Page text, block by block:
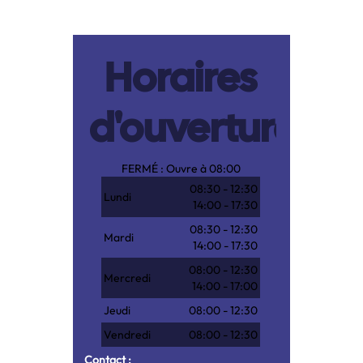
Horaires
d'ouverture
FERMÉ : Ouvre à 08:00
Lundi
08:30 - 12:30
14:00 - 17:30
Mardi
08:30 - 12:30
14:00 - 17:30
Mercredi
08:00 - 12:30
14:00 - 17:00
Jeudi
08:00 - 12:30
Vendredi
08:00 - 12:30
Samedi
Contact :